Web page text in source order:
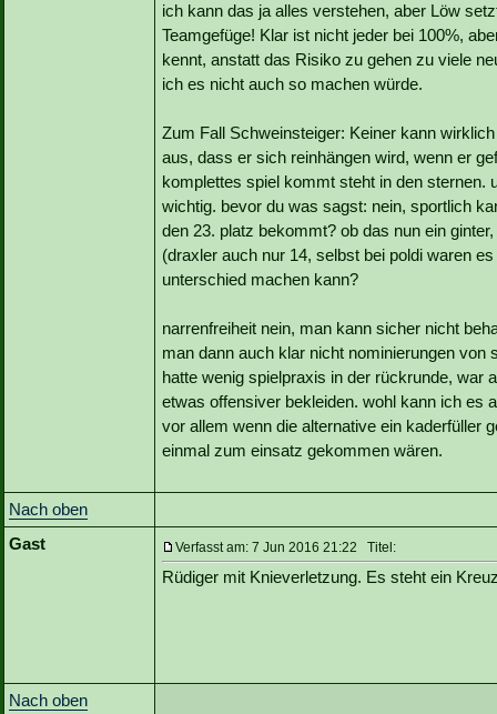
ich kann das ja alles verstehen, aber Löw
Teamgefüge! Klar ist nicht jeder bei 100%,
kennt, anstatt das Risiko zu gehen zu viele
ich es nicht auch so machen würde.
Zum Fall Schweinsteiger: Keiner kann
aus, dass er sich reinhängen wird, wenn er
komplettes spiel kommt steht in den sternen.
wichtig. bevor du was sagst: nein, sportlich
den 23. platz bekommt? ob das nun ein
(draxler auch nur 14, selbst bei poldi waren
unterschied machen kann?
narrenfreiheit nein, man kann sicher nicht
man dann auch klar nicht nominierungen
hatte wenig spielpraxis in der rückrunde, war
etwas offensiver bekleiden. wohl kann ich es
vor allem wenn die alternative ein kaderfüller
einmal zum einsatz gekommen wären.
Nach oben
Gast
Verfasst am: 7 Jun 2016 21:22 Titel:
Rüdiger mit Knieverletzung. Es steht ein
Nach oben